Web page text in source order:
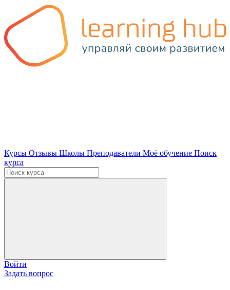
Курсы Отзывы Школы Преподаватели Моё обучение Поиск
курса
Войти
Задать вопрос